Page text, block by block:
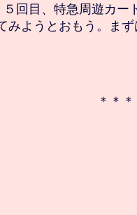
回目、特急周遊カー
みようとおもう。ま
＊＊＊